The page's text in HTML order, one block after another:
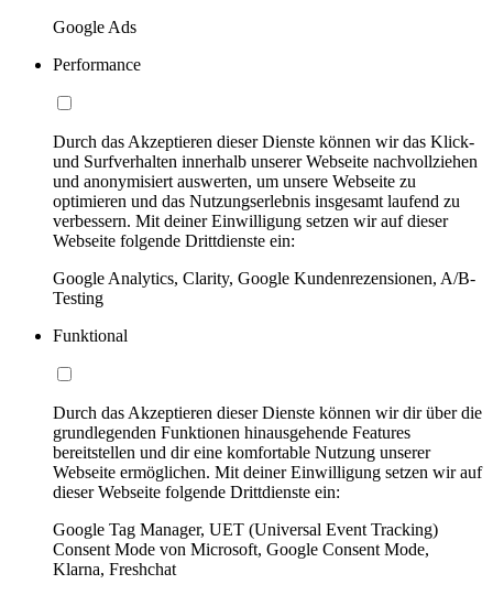
Google Ads
Performance
Durch das Akzeptieren dieser Dienste können wir das Klick-
und Surfverhalten innerhalb unserer Webseite nachvollziehen
und anonymisiert auswerten, um unsere Webseite zu
optimieren und das Nutzungserlebnis insgesamt laufend zu
verbessern. Mit deiner Einwilligung setzen wir auf dieser
Webseite folgende Drittdienste ein:
Google Analytics, Clarity, Google Kundenrezensionen, A/B-
Testing
Funktional
Durch das Akzeptieren dieser Dienste können wir dir über die
grundlegenden Funktionen hinausgehende Features
bereitstellen und dir eine komfortable Nutzung unserer
Webseite ermöglichen. Mit deiner Einwilligung setzen wir auf
dieser Webseite folgende Drittdienste ein:
Google Tag Manager, UET (Universal Event Tracking)
Consent Mode von Microsoft, Google Consent Mode,
Klarna, Freshchat